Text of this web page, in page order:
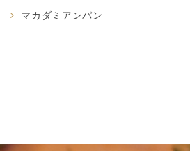
マカダミアンパン